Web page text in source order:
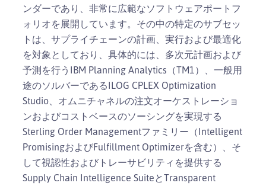
ンダーであり、非常に広範なソフトウェアポートフ
ォリオを展開しています。その中の特定のサブセッ
トは、サプライチェーンの計画、実行および最適化
を対象としており、具体的には、多次元計画および
予測を行うIBM Planning Analytics（TM1）、一般用
途のソルバーであるILOG CPLEX Optimization
Studio、オムニチャネルの注文オーケストレーショ
ンおよびコストベースのソーシングを実現する
Sterling Order Managementファミリー（Intelligent
PromisingおよびFulfillment Optimizerを含む）、そ
して視認性およびトレーサビリティを提供する
Supply Chain Intelligence SuiteとTransparent